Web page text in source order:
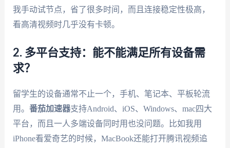
我手动试节点，省了很多时间，而且连接稳定性极高，
看高清视频时几乎没有卡顿。
2. 多平台支持：能不能满足所有设备需
求？
留学生的设备通常不止一个，手机、笔记本、平板轮流
用。 番茄加速器支持Android、iOS、Windows、mac四大
平台，而且一人多端设备同时用也没问题。比如我用
iPhone看爱奇艺的时候，MacBook还能打开腾讯视频追